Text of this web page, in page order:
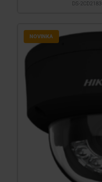
DS-
NOVINKA